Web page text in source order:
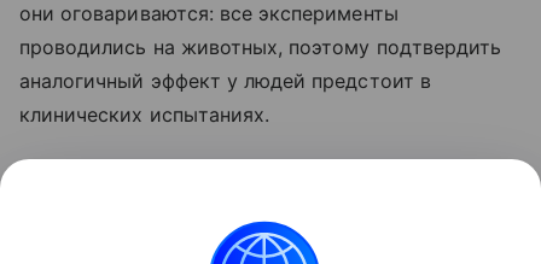
они оговариваются: все эксперименты
проводились на животных, поэтому подтвердить
аналогичный эффект у людей предстоит в
клинических испытаниях.
жировой болезни печени.